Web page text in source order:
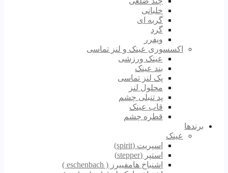
خلبانی
گربه ای
گرد
ویفرر
اکسسوری عینک و لنز تماسی
عینک ورزشی
بند عینک
پک لنز تماسی
محلول لنز
پد تنبلی چشم
قاب عینک
قطره چشم
برندها
عینک
اسپریت (spirit)
استپر (stepper)
اشنباخ هامفییرز ( eschenbach )